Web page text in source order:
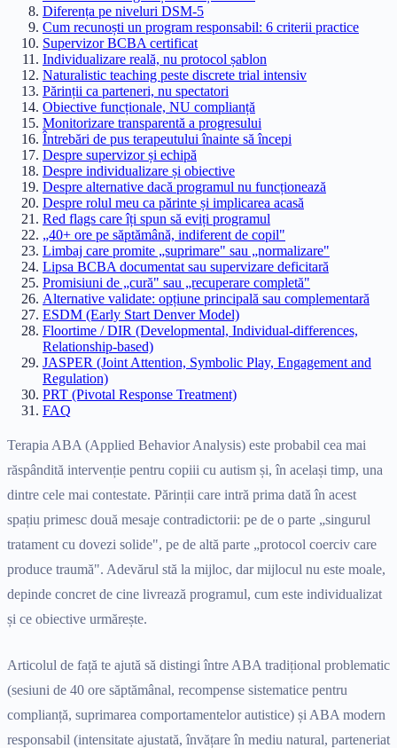
Diferența pe niveluri DSM-5
Cum recunoști un program responsabil: 6 criterii practice
Supervizor BCBA certificat
Individualizare reală, nu protocol șablon
Naturalistic teaching peste discrete trial intensiv
Părinții ca parteneri, nu spectatori
Obiective funcționale, NU complianță
Monitorizare transparentă a progresului
Întrebări de pus terapeutului înainte să începi
Despre supervizor și echipă
Despre individualizare și obiective
Despre alternative dacă programul nu funcționează
Despre rolul meu ca părinte și implicarea acasă
Red flags care îți spun să eviți programul
„40+ ore pe săptămână, indiferent de copil"
Limbaj care promite „suprimare" sau „normalizare"
Lipsa BCBA documentat sau supervizare deficitară
Promisiuni de „cură" sau „recuperare completă"
Alternative validate: opțiune principală sau complementară
ESDM (Early Start Denver Model)
Floortime / DIR (Developmental, Individual-differences,
Relationship-based)
JASPER (Joint Attention, Symbolic Play, Engagement and
Regulation)
PRT (Pivotal Response Treatment)
FAQ
Terapia ABA (Applied Behavior Analysis) este probabil cea mai
răspândită intervenție pentru copiii cu autism și, în același timp, una
dintre cele mai contestate. Părinții care intră prima dată în acest
spațiu primesc două mesaje contradictorii: pe de o parte „singurul
tratament cu dovezi solide", pe de altă parte „protocol coerciv care
produce traumă". Adevărul stă la mijloc, dar mijlocul nu este moale,
depinde concret de cine livrează programul, cum este individualizat
și ce obiective urmărește.
Articolul de față te ajută să distingi între ABA tradițional problematic
(sesiuni de 40 ore săptămânal, recompense sistematice pentru
complianță, suprimarea comportamentelor autistice) și ABA modern
responsabil (intensitate ajustată, învățare în mediu natural, parteneriat